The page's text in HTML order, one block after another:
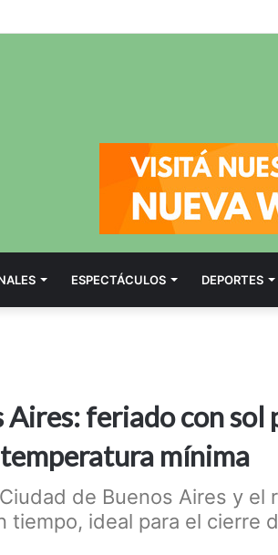
ESPECTÁCULOS DEPORTES
feriado con sol
mínima
de Buenos Aires y el
tiempo, ideal para el cierre